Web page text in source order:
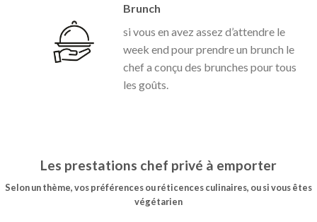
Brunch
si vous en avez assez d’attendre le
week end pour prendre un brunch le
chefa conçu des brunches pour tous
les goûts.
Les prestations chef privé à emporter
Selon un thème, vos préférences ou réticences culinaires, ou si vous êtes
végétarien